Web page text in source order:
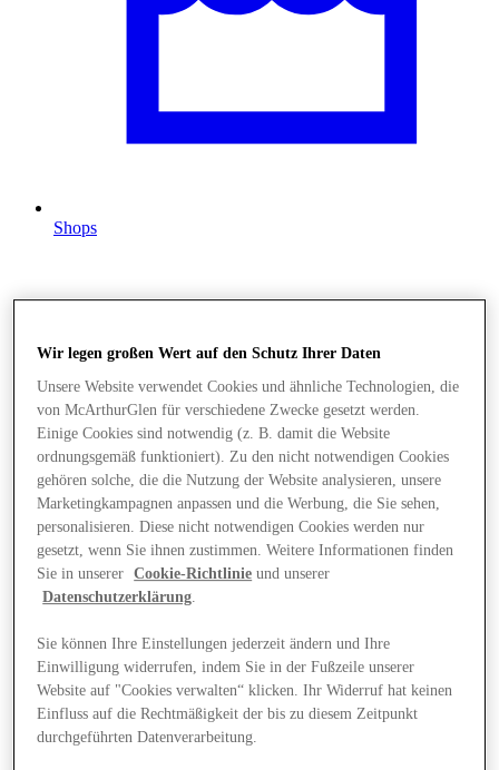
Shops
Angebote
Wir legen großen Wert auf den Schutz Ihrer Daten
Unsere Website verwendet Cookies und ähnliche Technologien, die
von McArthurGlen für verschiedene Zwecke gesetzt werden.
Einige Cookies sind notwendig (z. B. damit die Website
ordnungsgemäß funktioniert). Zu den nicht notwendigen Cookies
gehören solche, die die Nutzung der Website analysieren, unsere
Marketingkampagnen anpassen und die Werbung, die Sie sehen,
personalisieren. Diese nicht notwendigen Cookies werden nur
gesetzt, wenn Sie ihnen zustimmen. Weitere Informationen finden
Sie in unserer
Cookie-Richtlinie und unserer
Datenschutzerklärung.
Sie können Ihre Einstellungen jederzeit ändern und Ihre
Einwilligung widerrufen, indem Sie in der Fußzeile unserer
Website auf "Cookies verwalten“ klicken. Ihr Widerruf hat keinen
Einfluss auf die Rechtmäßigkeit der bis zu diesem Zeitpunkt
durchgeführten Datenverarbeitung.